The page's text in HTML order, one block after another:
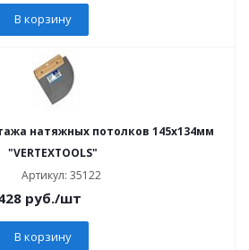
В корзину
натяжных потолков 145х134мм
"VERTEXTOOLS"
Артикул: 35122
руб./шт
В корзину